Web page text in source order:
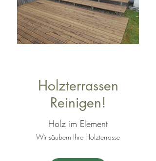
Holzterrassen
Reinigen!
Holz im Element
Wir säubern Ihre Holzterrasse